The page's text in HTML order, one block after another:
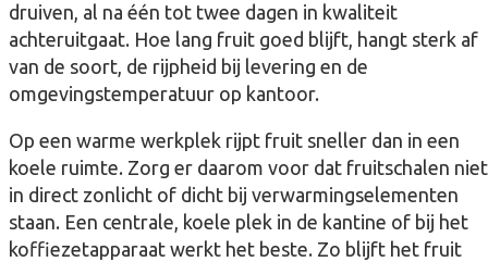
druiven, al na één tot twee dagen in kwaliteit
achteruitgaat. Hoe lang fruit goed blijft, hangt sterk af
van de soort, de rijpheid bij levering en de
omgevingstemperatuur op kantoor.
Op een warme werkplek rijpt fruit sneller dan in een
koele ruimte. Zorg er daarom voor dat fruitschalen niet
in direct zonlicht of dicht bij verwarmingselementen
staan. Een centrale, koele plek in de kantine of bij het
koffiezetapparaat werkt het beste. Zo blijft het fruit